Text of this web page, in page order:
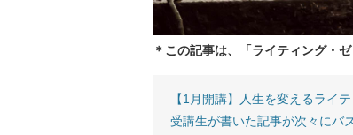
＊この記事は、「ライティング・
【1月開講】人生を変えるライ
受講生が書いた記事が次々にバ